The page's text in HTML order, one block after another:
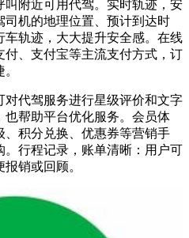
附近可用代驾。实时轨迹，安
机的地理位置、预计到达时
轨迹，大大提升安全感。在线
、支付宝等主流支付方式，订
代驾服务进行星级评价和文字
帮助平台优化服务。会员体
积分兑换、优惠券等营销手
行程记录，账单清晰：用户可
销或回顾。